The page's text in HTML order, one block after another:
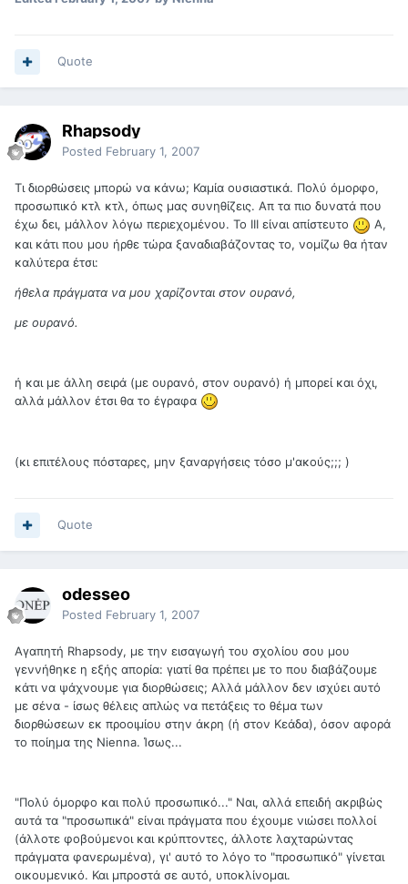
Quote
Rhapsody
Posted February 1, 2007
Τι διορθώσεις μπορώ να κάνω; Καμία ουσιαστικά. Πολύ όμορφο,
προσωπικό κτλ κτλ, όπως μας συνηθίζεις. Απ τα πιο δυνατά που
έχω δει, μάλλον λόγω περιεχομένου. Το ΙΙΙ είναι απίστευτο
Α,
και κάτι που μου ήρθε τώρα ξαναδιαβάζοντας το, νομίζω θα ήταν
καλύτερα έτσι:
ήθελα πράγματα να μου χαρίζονται στον ουρανό,
με ουρανό.
ή και με άλλη σειρά (με ουρανό, στον ουρανό) ή μπορεί και όχι,
αλλά μάλλον έτσι θα το έγραφα
(κι επιτέλους πόσταρες, μην ξαναργήσεις τόσο μ'ακούς;;; )
Quote
odesseo
Posted February 1, 2007
Αγαπητή Rhapsody, με την εισαγωγή του σχολίου σου μου
γεννήθηκε η εξής απορία: γιατί θα πρέπει με το που διαβάζουμε
κάτι να ψάχνουμε για διορθώσεις; Αλλά μάλλον δεν ισχύει αυτό
με σένα - ίσως θέλεις απλώς να πετάξεις το θέμα των
διορθώσεων εκ προοιμίου στην άκρη (ή στον Κεάδα), όσον αφορά
το ποίημα της Nienna. Ίσως...
"Πολύ όμορφο και πολύ προσωπικό..." Ναι, αλλά επειδή ακριβώς
αυτά τα "προσωπικά" είναι πράγματα που έχουμε νιώσει πολλοί
(άλλοτε φοβούμενοι και κρύπτοντες, άλλοτε λαχταρώντας
πράγματα φανερωμένα), γι' αυτό το λόγο το "προσωπικό" γίνεται
οικουμενικό. Και μπροστά σε αυτό, υποκλίνομαι.